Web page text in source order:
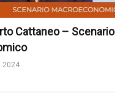
Cattaneo – Scenario
2024